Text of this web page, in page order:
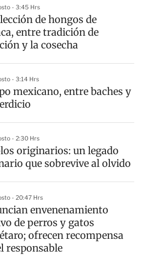
- 3:45 Hrs
de hongos de
entre tradición de
y la cosecha
- 3:14 Hrs
mexicano, entre baches y
- 2:30 Hrs
originarios: un legado
que sobrevive al olvido
- 20:47 Hrs
envenenamiento
de perros y gatos
ofrecen recompensa
responsable